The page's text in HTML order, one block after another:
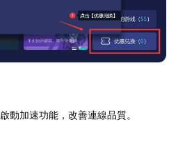
動加速功能，改善連線品質。